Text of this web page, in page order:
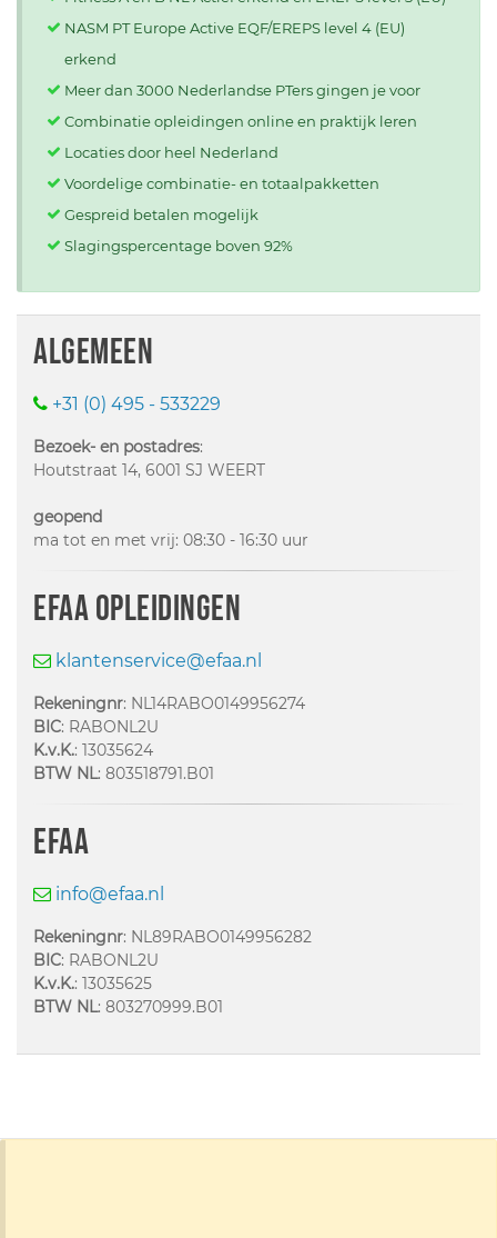
NASM PT Europe Active EQF/EREPS level 4 (EU)
erkend
Meer dan 3000 Nederlandse PTers gingen je voor
Combinatie opleidingen online en praktijk leren
Locaties door heel Nederland
Voordelige combinatie- en totaalpakketten
Gespreid betalen mogelijk
Slagingspercentage boven 92%
Algemeen
+31 (0) 495 - 533229
Bezoek- en postadres:
Houtstraat 14, 6001 SJ WEERT
geopend
ma tot en met vrij: 08:30 - 16:30 uur
EFAA opleidingen
klantenservice@efaa.nl
Rekeningnr: NL14RABO0149956274
BIC: RABONL2U
K.v.K.: 13035624
BTW NL: 803518791.B01
EFAA
info@efaa.nl
Rekeningnr: NL89RABO0149956282
BIC: RABONL2U
K.v.K.: 13035625
BTW NL: 803270999.B01